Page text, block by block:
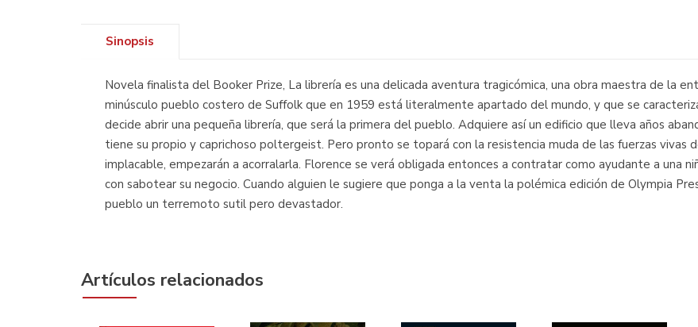
Sinopsis
Novela finalista del Booker Prize, La librería es una delicada aventura tragicómica, una obra maestra de la
minúsculo pueblo costero de Suffolk que en 1959 está literalmente apartado del mundo, y que se
decide abrir una pequeña librería, que será la primera del pueblo. Adquiere así un edificio que lleva años
tiene su propio y caprichoso poltergeist. Pero pronto se topará con la resistencia muda de las fuerzas vivas
implacable, empezarán a acorralarla. Florence se verá obligada entonces a contratar como ayudante a una
con sabotear su negocio. Cuando alguien le sugiere que ponga a la venta la polémica edición de Olympia
pueblo un terremoto sutil pero devastador.
Artículos relacionados